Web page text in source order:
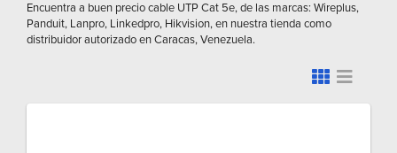
Encuentra a buen precio cable UTP Cat 5e, de las marcas: Wireplus,
Panduit, Lanpro, Linkedpro, Hikvision, en nuestra tienda como
distribuidor autorizado en Caracas, Venezuela.